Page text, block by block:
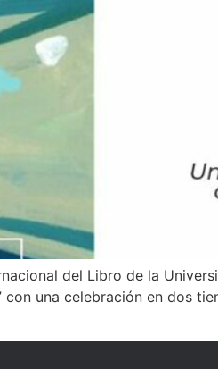
del Libro de la
una celebración en dos